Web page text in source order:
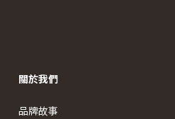
關於我們
品牌故事